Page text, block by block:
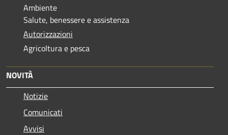
Ambiente
Salute, benessere e assistenza
Autorizzazioni
Agricoltura e pesca
NOVITÀ
Notizie
Comunicati
Avvisi